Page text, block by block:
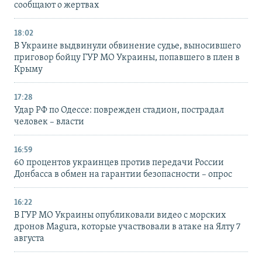
сообщают о жертвах
18:02
В Украине выдвинули обвинение судье, выносившего
приговор бойцу ГУР МО Украины, попавшего в плен в
Крыму
17:28
Удар РФ по Одессе: поврежден стадион, пострадал
человек – власти
16:59
60 процентов украинцев против передачи России
Донбасса в обмен на гарантии безопасности – опрос
16:22
В ГУР МО Украины опубликовали видео с морских
дронов Magura, которые участвовали в атаке на Ялту 7
августа